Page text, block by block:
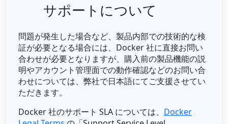
サポートについて
問題が発生した場合など、製品内部での技術的な検
証が必要となる場合には、Docker 社に直接お問い
合わせが必要となりますが、購入前の製品機能の説
明やアカウント管理面での動作確認などのお問い合
わせについては、弊社で日本語にてご支援させてい
ただきます。
Docker 社のサポート SLA については、 Docker